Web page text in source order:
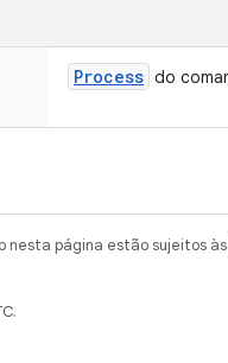
Process do
nesta página estão sujeitos